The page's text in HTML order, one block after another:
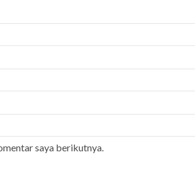
saya berikutnya.